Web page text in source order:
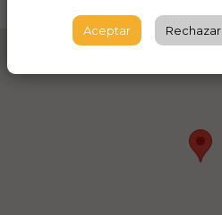
Aceptar Rechazar